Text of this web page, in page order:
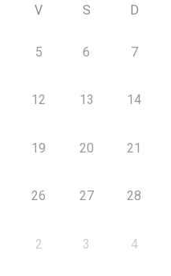
V S D
5 6 7
12 13 14
19 20 21
26 27 28
2 3 4